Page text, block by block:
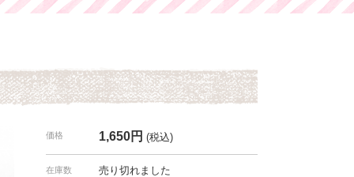
価格 1,650円 (税込)
在庫数 売り切れました